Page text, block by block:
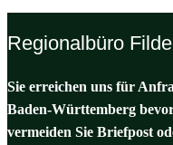
Regionalbüro
Sie erreichen uns für
Baden-Württemberg
vermeiden Sie Briefpost